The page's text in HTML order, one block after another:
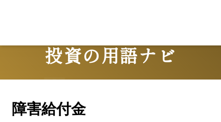
投資の用語ナビ
Terms
障害給付金